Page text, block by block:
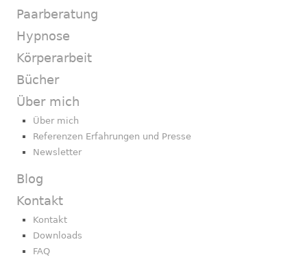
Paarberatung
Hypnose
Körperarbeit
Bücher
Über mich
Über mich
Referenzen Erfahrungen und Presse
Newsletter
Blog
Kontakt
Kontakt
Downloads
FAQ